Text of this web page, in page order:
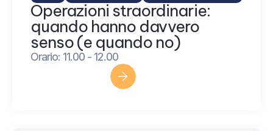
Operazioni straordinarie:
quando hanno davvero
senso (e quando no)
Orario: 11.00 - 12.00